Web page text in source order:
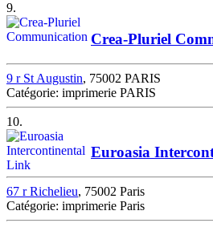
9.
Crea-Pluriel
9 r St Augustin, 75002 PARIS
Catégorie: imprimerie PARIS
10.
Euroasia
67 r Richelieu, 75002 Paris
Catégorie: imprimerie Paris